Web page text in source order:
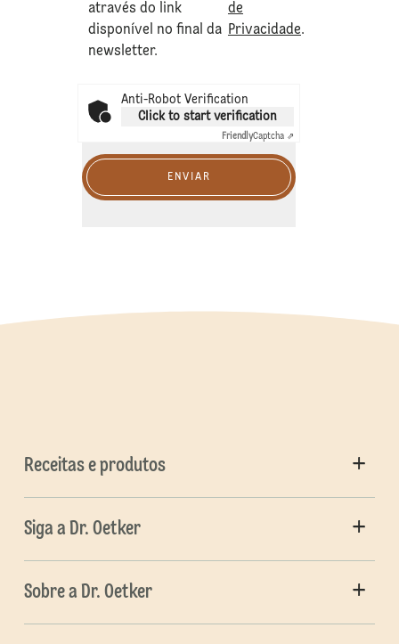
através do link
disponível no final da
newsletter.
de
Privacidade.
Anti-Robot Verification
Click to start verification
FriendlyCaptcha ⇗
ENVIAR
Receitas e produtos
Siga a Dr. Oetker
Sobre a Dr. Oetker